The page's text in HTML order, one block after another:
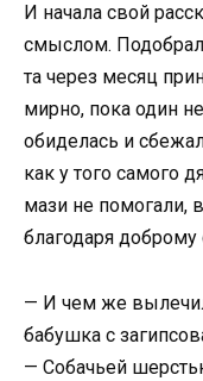
И начала свой
смыслом.
та через месяц
мирно, пока один
обиделась и
как у того самого
мази не помогали,
благодаря
— И чем же
бабушка с
— Собачьей